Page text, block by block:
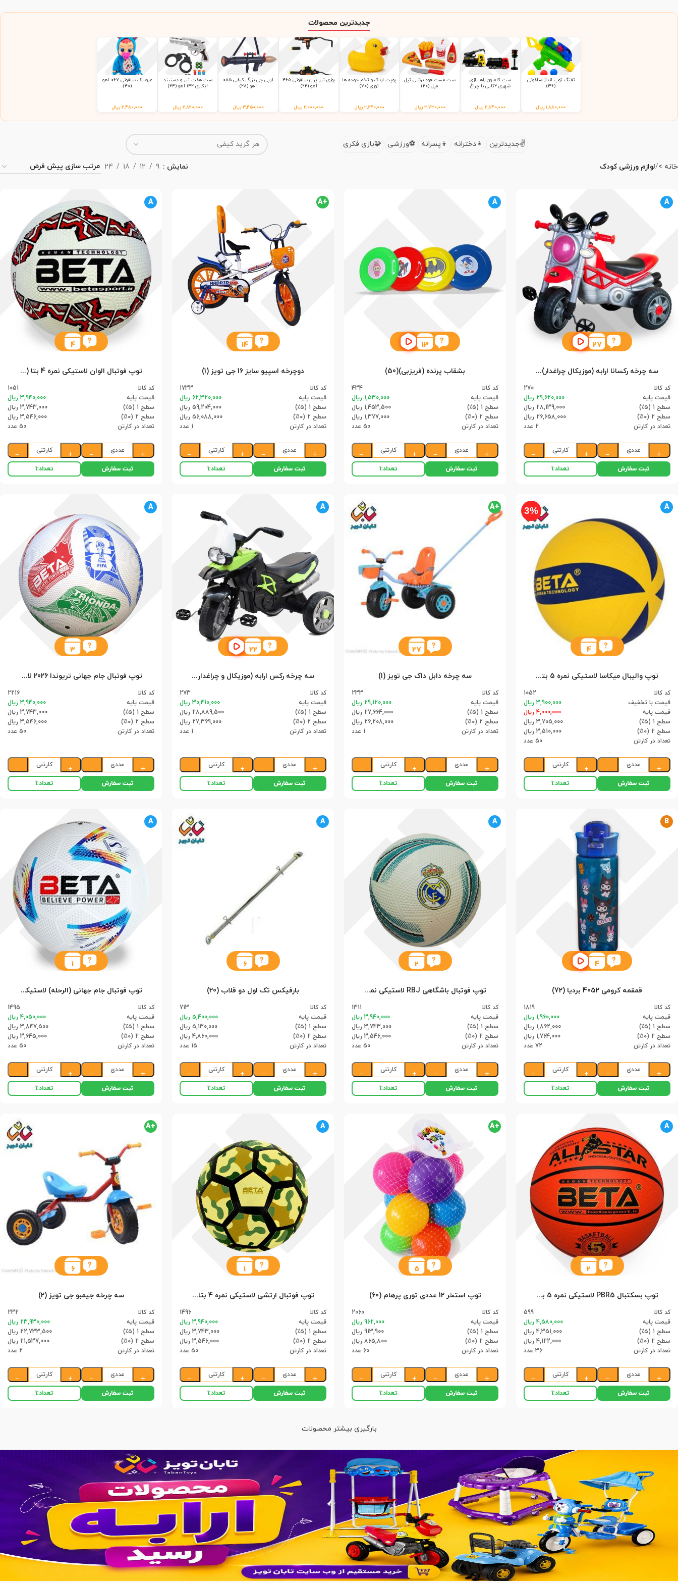
جدیدترین محصولات
تفنگ توپ انداز سلفونی
(36)
۱,۸۸۰,۰۰۰ ریال
ست کامیون راهسازی
شهری 2تایی با چراغ
۲,۸۴۰,۰۰۰ ریال
ست فست فود برشی تپل
مپل (20)
۳,۷۳۰,۰۰۰ ریال
پوپت اردک و تخم جوجه ها
توری (70)
۲,۶۴۰,۰۰۰ ریال
یوزی تیر پران سلفونی 465
آهو (92)
۲,۰۰۰,۰۰۰ ریال
آرپی چی بزرگ کیفی 085
آهو (28)
۳,۴۵۰,۰۰۰ ریال
ست هفت تیر و دستبند
آبکاری 142 آهو (24)
۲,۸۶۰,۰۰۰ ریال
عروسک سلفونی 067 آهو
(40)
۲,۴۸۰,۰۰۰ ریال
جدیدترین دخترانه پسرانه ورزشی بازی فکری
خانه لوازم ورزشی کودک نمایش 9
12
18
24
A
27
سه چرخه رکسانا ارابه (موزیکال چراغدار) (2)
کد کالا
270
قیمت پایه
29,620,000 ریال
سطح 1 (۵٪)
28,139,000 ریال
سطح 2 (۱۰٪)
26,658,000 ریال
تعداد در کارتن
2 عدد
+
عددی
−
+
کارتنی
−
ثبت سفارش تعداد:1
A
13
بشقاب پرنده (فریزبی)(50)
کد کالا
434
قیمت پایه
1,530,000 ریال
سطح 1 (۵٪)
1,453,500 ریال
سطح 2 (۱۰٪)
1,377,000 ریال
تعداد در کارتن
50 عدد
+
عددی
−
+
کارتنی
−
ثبت سفارش تعداد:1
+A
14
دوچرخه اسپیو سایز 16 جی تویز (1)
کد کالا
1733
قیمت پایه
62,320,000 ریال
سطح 1 (۵٪)
59,204,000 ریال
سطح 2 (۱۰٪)
56,088,000 ریال
تعداد در کارتن
1 عدد
+
عددی
−
+
کارتنی
−
ثبت سفارش تعداد:1
A
4
توپ فوتبال الوان لاستیکی نمره 4 بتا (50)
کد کالا
1051
قیمت پایه
3,940,000 ریال
سطح 1 (۵٪)
3,743,000 ریال
سطح 2 (۱۰٪)
3,546,000 ریال
تعداد در کارتن
50 عدد
+
عددی
−
+
کارتنی
−
ثبت سفارش تعداد:1
3% A
4
توپ والیبال میکاسا لاستیکی نمره 5 بتا (50)
کد کالا
1052
قیمت با تخفیف
3,900,000 ریال
قیمت پایه
4,000,000 ریال
سطح 1 (۵٪)
3,705,000 ریال
سطح 2 (۱۰٪)
3,510,000 ریال
تعداد در کارتن
50 عدد
+
عددی
−
+
کارتنی
−
ثبت سفارش تعداد:1
+A
27
سه چرخه دابل داک جی تویز (1)
کد کالا
233
قیمت پایه
29,120,000 ریال
سطح 1 (۵٪)
27,664,000 ریال
سطح 2 (۱۰٪)
26,208,000 ریال
تعداد در کارتن
1 عدد
+
عددی
−
+
کارتنی
−
ثبت سفارش تعداد:1
A
22
سه چرخه رکس ارابه (موزیکال و چراغدار) (1)
کد کالا
273
قیمت پایه
30,410,000 ریال
سطح 1 (۵٪)
28,889,500 ریال
سطح 2 (۱۰٪)
27,369,000 ریال
تعداد در کارتن
1 عدد
+
عددی
−
+
کارتنی
−
ثبت سفارش تعداد:1
A
3
توپ فوتبال جام جهانی تریوندا 2026 لاستیکی نمره 4 بتا (50)
کد کالا
2216
قیمت پایه
3,940,000 ریال
سطح 1 (۵٪)
3,743,000 ریال
سطح 2 (۱۰٪)
3,546,000 ریال
تعداد در کارتن
50 عدد
+
عددی
−
+
کارتنی
−
ثبت سفارش تعداد:1
B
4
قمقمه کرومی 4052 بردیا (72)
کد کالا
1819
قیمت پایه
1,960,000 ریال
سطح 1 (۵٪)
1,862,000 ریال
سطح 2 (۱۰٪)
1,764,000 ریال
تعداد در کارتن
72 عدد
+
عددی
−
+
کارتنی
−
ثبت سفارش تعداد:1
A
2
توپ فوتبال باشگاهی RBJ لاستیکی نمره 4 بتا (50)
کد کالا
1311
قیمت پایه
3,940,000 ریال
سطح 1 (۵٪)
3,743,000 ریال
سطح 2 (۱۰٪)
3,546,000 ریال
تعداد در کارتن
50 عدد
+
عددی
−
+
کارتنی
−
ثبت سفارش تعداد:1
A
6
بارفیکس تک لول دو قلاب (20)
کد کالا
713
قیمت پایه
5,400,000 ریال
سطح 1 (۵٪)
5,130,000 ریال
سطح 2 (۱۰٪)
4,860,000 ریال
تعداد در کارتن
15 عدد
+
عددی
−
+
کارتنی
−
ثبت سفارش تعداد:1
A
1
توپ فوتبال جام جهانی (الرحله) لاستیکی نمره 4 بتا (50)
کد کالا
1495
قیمت پایه
4,050,000 ریال
سطح 1 (۵٪)
3,847,500 ریال
سطح 2 (۱۰٪)
3,645,000 ریال
تعداد در کارتن
50 عدد
+
عددی
−
+
کارتنی
−
ثبت سفارش تعداد:1
A
2
توپ بسکتبال PBR5 لاستیکی نمره 5 بتا (36)
کد کالا
599
قیمت پایه
4,580,000 ریال
سطح 1 (۵٪)
4,351,000 ریال
سطح 2 (۱۰٪)
4,122,000 ریال
تعداد در کارتن
36 عدد
+
عددی
−
+
کارتنی
−
ثبت سفارش تعداد:1
+A
5
توپ استخر 12 عددی توری پرهام (60)
کد کالا
2060
قیمت پایه
962,000 ریال
سطح 1 (۵٪)
913,900 ریال
سطح 2 (۱۰٪)
865,800 ریال
تعداد در کارتن
60 عدد
+
عددی
−
+
کارتنی
−
ثبت سفارش تعداد:1
A
1
توپ فوتبال ارتشی لاستیکی نمره 4 بتا (50)
کد کالا
1496
قیمت پایه
3,940,000 ریال
سطح 1 (۵٪)
3,743,000 ریال
سطح 2 (۱۰٪)
3,546,000 ریال
تعداد در کارتن
50 عدد
+
عددی
−
+
کارتنی
−
ثبت سفارش تعداد:1
+A
6
سه چرخه جیمبو جی تویز (2)
کد کالا
232
قیمت پایه
23,930,000 ریال
سطح 1 (۵٪)
22,733,500 ریال
سطح 2 (۱۰٪)
21,537,000 ریال
تعداد در کارتن
2 عدد
+
عددی
−
+
کارتنی
−
ثبت سفارش تعداد:1
بارگیری بیشتر محصولات